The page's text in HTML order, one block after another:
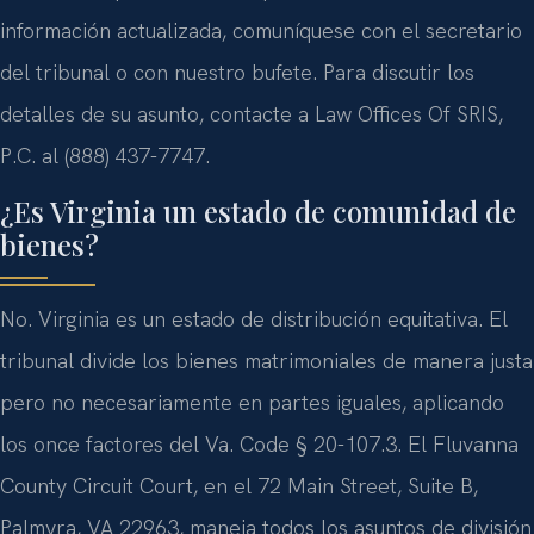
información actualizada, comuníquese con el secretario
del tribunal o con nuestro bufete. Para discutir los
detalles de su asunto, contacte a Law Offices Of SRIS,
P.C. al (888) 437-7747.
¿Es Virginia un estado de comunidad de
bienes?
No. Virginia es un estado de distribución equitativa. El
tribunal divide los bienes matrimoniales de manera justa
pero no necesariamente en partes iguales, aplicando
los once factores del Va. Code § 20-107.3. El Fluvanna
County Circuit Court, en el 72 Main Street, Suite B,
Palmyra, VA 22963, maneja todos los asuntos de división